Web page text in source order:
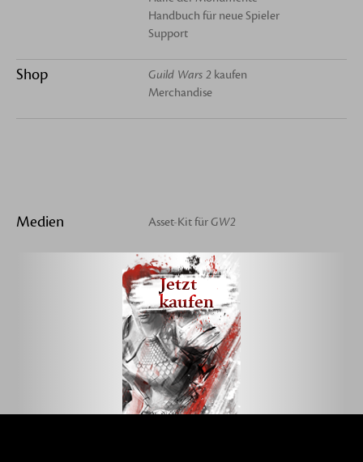
Handbuch für neue Spieler
Support
Shop Guild Wars 2 kaufen
Merchandise
Medien Asset-Kit fürGW2
Jetzt
kaufen